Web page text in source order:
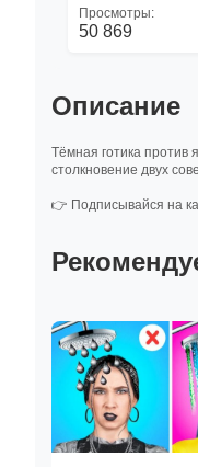
Просмотры:
50 869
Описание
Тёмная готика
столкновение двух
👉 Подписывайся на